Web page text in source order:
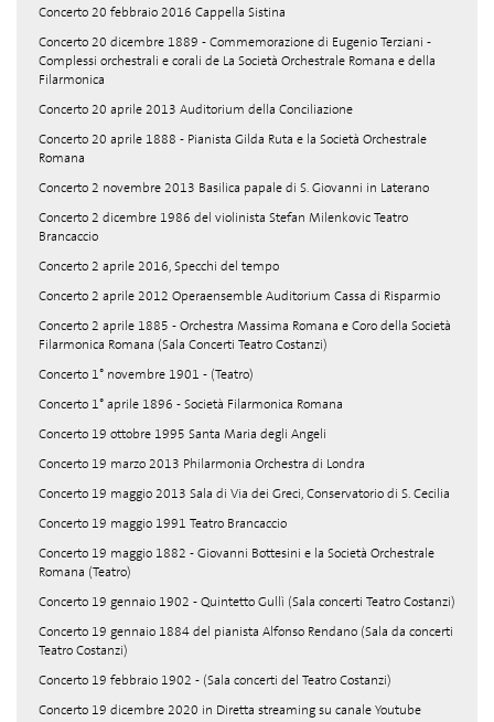
Concerto 20 febbraio 2016 Cappella Sistina
Concerto 20 dicembre 1889 - Commemorazione di Eugenio Terziani -
Complessi orchestrali e corali de La Società Orchestrale Romana e della
Filarmonica
Concerto 20 aprile 2013 Auditorium della Conciliazione
Concerto 20 aprile 1888 - Pianista Gilda Ruta e la Società Orchestrale
Romana
Concerto 2 novembre 2013 Basilica papale di S. Giovanni in Laterano
Concerto 2 dicembre 1986 del violinista Stefan Milenkovic Teatro
Brancaccio
Concerto 2 aprile 2016, Specchi del tempo
Concerto 2 aprile 2012 Operaensemble Auditorium Cassa di Risparmio
Concerto 2 aprile 1885 - Orchestra Massima Romana e Coro della Società
Filarmonica Romana (Sala Concerti Teatro Costanzi)
Concerto 1° novembre 1901 - (Teatro)
Concerto 1° aprile 1896 - Società Filarmonica Romana
Concerto 19 ottobre 1995 Santa Maria degli Angeli
Concerto 19 marzo 2013 Philarmonia Orchestra di Londra
Concerto 19 maggio 2013 Sala di Via dei Greci, Conservatorio di S. Cecilia
Concerto 19 maggio 1991 Teatro Brancaccio
Concerto 19 maggio 1882 - Giovanni Bottesini e la Società Orchestrale
Romana (Teatro)
Concerto 19 gennaio 1902 - Quintetto Gullì (Sala concerti Teatro Costanzi)
Concerto 19 gennaio 1884 del pianista Alfonso Rendano (Sala da concerti
Teatro Costanzi)
Concerto 19 febbraio 1902 - (Sala concerti del Teatro Costanzi)
Concerto 19 dicembre 2020 in Diretta streaming su canale Youtube